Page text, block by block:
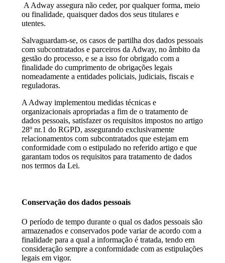
A Adway assegura não ceder, por qualquer forma, meio
ou finalidade, quaisquer dados dos seus titulares e
utentes.
Salvaguardam-se, os casos de partilha dos dados pessoais
com subcontratados e parceiros da Adway, no âmbito da
gestão do processo, e se a isso for obrigado com a
finalidade do cumprimento de obrigações legais
nomeadamente a entidades policiais, judiciais, fiscais e
reguladoras.
A Adway implementou medidas técnicas e
organizacionais apropriadas a fim de o tratamento de
dados pessoais, satisfazer os requisitos impostos no artigo
28º nr.1 do RGPD, assegurando exclusivamente
relacionamentos com subcontratados que estejam em
conformidade com o estipulado no referido artigo e que
garantam todos os requisitos para tratamento de dados
nos termos da Lei.
Conservação dos dados pessoais
O período de tempo durante o qual os dados pessoais são
armazenados e conservados pode variar de acordo com a
finalidade para a qual a informação é tratada, tendo em
consideração sempre a conformidade com as estipulações
legais em vigor.